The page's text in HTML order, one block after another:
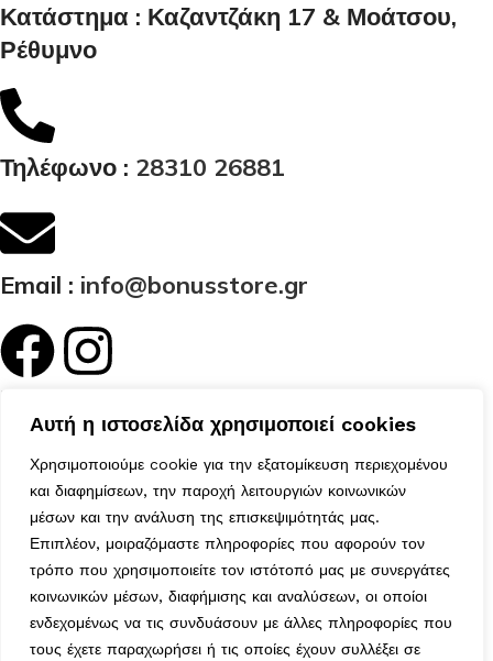
Αυτή η ιστοσελίδα χρησιμοποιεί cookies
Χρησιμοποιούμε cookie για την εξατομίκευση περιεχομένου
και διαφημίσεων, την παροχή λειτουργιών κοινωνικών
μέσων και την ανάλυση της επισκεψιμότητάς μας.
Επιπλέον, μοιραζόμαστε πληροφορίες που αφορούν τον
τρόπο που χρησιμοποιείτε τον ιστότοπό μας με συνεργάτες
κοινωνικών μέσων, διαφήμισης και αναλύσεων, οι οποίοι
ενδεχομένως να τις συνδυάσουν με άλλες πληροφορίες που
τους έχετε παραχωρήσει ή τις οποίες έχουν συλλέξει σε
Κατάστημα : Καζαντζάκη 17 & Μοάτσου,
Ρέθυμνο
Τηλέφωνο : 28310 26881
Email : info@bonusstore.gr
Κατηγορίες
Ποιοί Είμαστε
Προϊόντα
Επικοινωνία
Ο Λογαριασμός μου
Το Καλάθι μου
Τα Αγαπημένα μου
Χρήσιμα
Τρόποι Αποστολής
Μέθοδοι Πληρωμής